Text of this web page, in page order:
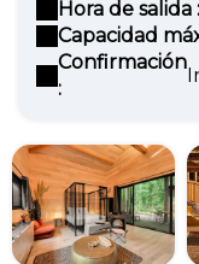
Hora de salida :
Capacidad
Confirmación
: